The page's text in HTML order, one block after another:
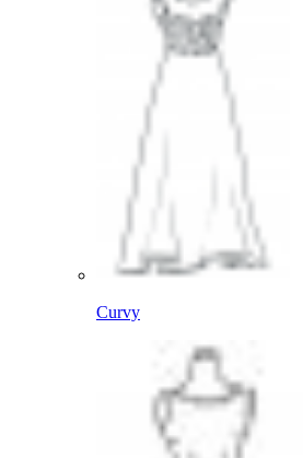
Curvy